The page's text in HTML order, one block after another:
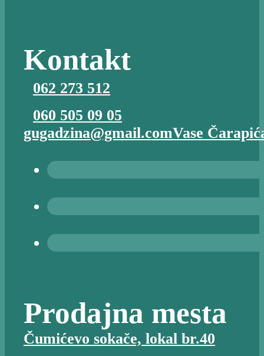
Kontakt
062 273 512
060 505 09 05
gugadzina@gmail.comVase
Prodajna mesta
Čumićevo sokače, lokal br.40